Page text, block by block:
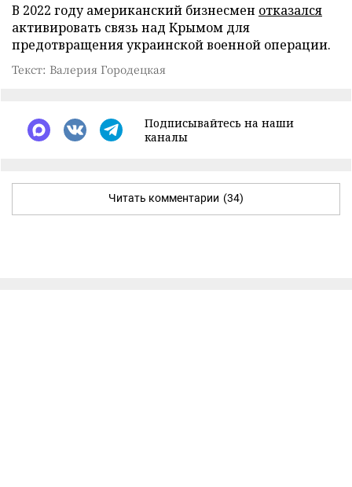
В 2022 году американский бизнесмен отказался
активировать связь над Крымом для
предотвращения украинской военной операции.
Текст: Валерия Городецкая
Подписывайтесь на наши
каналы
Читать комментарии (34)